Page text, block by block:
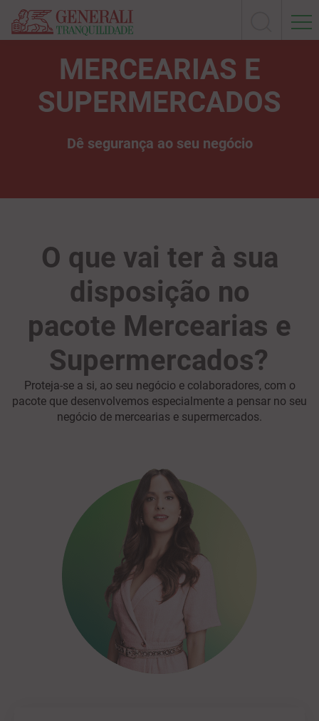
MERCEARIAS E
SUPERMERCADOS
Dê segurança ao seu negócio
O que vai ter à sua
disposição no
pacote Mercearias e
Supermercados?
Proteja-se a si, ao seu negócio e colaboradores, com o
pacote que desenvolvemos especialmente a pensar no seu
negócio de mercearias e supermercados.